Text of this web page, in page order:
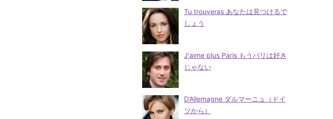
Tu trouveras あなたは見つけるで
しょう
J'aime plus Paris もうパリは好き
じゃない
D’Allemagne ダルマーニュ（ドイ
ツから）